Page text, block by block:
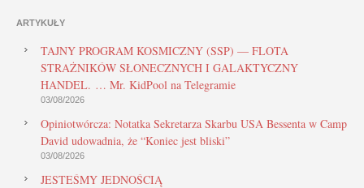
ARTYKUŁY
TAJNY PROGRAM KOSMICZNY (SSP) — FLOTA
STRAŻNIKÓW SŁONECZNYCH I GALAKTYCZNY
HANDEL. … Mr. KidPool na Telegramie
03/08/2026
Opiniotwórcza: Notatka Sekretarza Skarbu USA Bessenta w Camp
David udowadnia, że “Koniec jest bliski”
03/08/2026
JESTEŚMY JEDNOŚCIĄ